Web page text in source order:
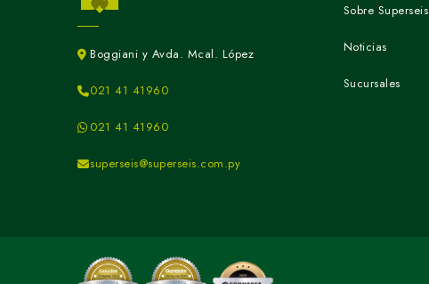
Boggiani y Avda. Mcal. López
021 41 41960
021 41 41960
superseis@superseis.com.py
Sobre Superseis
Noticias
Sucursales